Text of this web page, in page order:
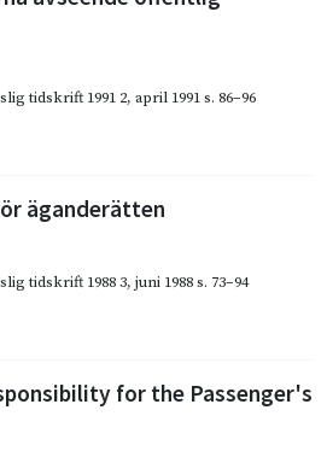
tidskrift 1991 2, april 1991s. 86–96
äganderätten
tidskrift 1988 3, juni 1988s. 73–94
for the Passenger's